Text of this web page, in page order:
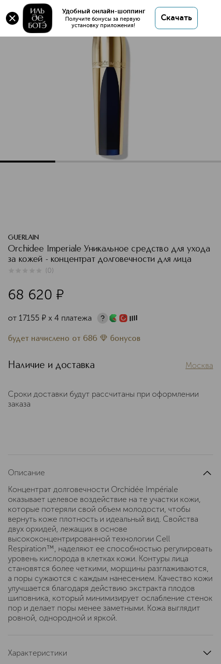
Удобный онлайн-шоппинг
Получите бонусы за первую
установку приложения!
Скачать
Orchidee Imperiale Уникальное средство для ухода за
GUERLAIN
Orchidee Imperiale Уникальное средство для ухода
за кожей - концентрат долговечности для лица
(0)
68 620 ¤
от 17155 ¤ х 4 платежа
будет начислено от 686 бонусов
Наличие и доставка Москва
Сроки доставки будут рассчитаны при оформлении
заказа
Описание
Концентрат долговечности Orchidée Impériale
оказывает целевое воздействие на те участки кожи,
которые потеряли свой объем молодости, чтобы
вернуть коже плотность и идеальный вид. Свойства
двух орхидей, лежащих в основе
высококонцентрированной технологии Cell
Respiration™, наделяют ее способностью регулировать
уровень кислорода в клетках кожи. Контуры лица
становятся более четкими, морщины разглаживаются,
а поры сужаются с каждым нанесением. Качество кожи
улучшается благодаря действию экстракта плодов
шиповника, который минимизирует ослабление стенок
пор и делает поры менее заметными. Кожа выглядит
ровной, однородной и яркой.
Характеристики